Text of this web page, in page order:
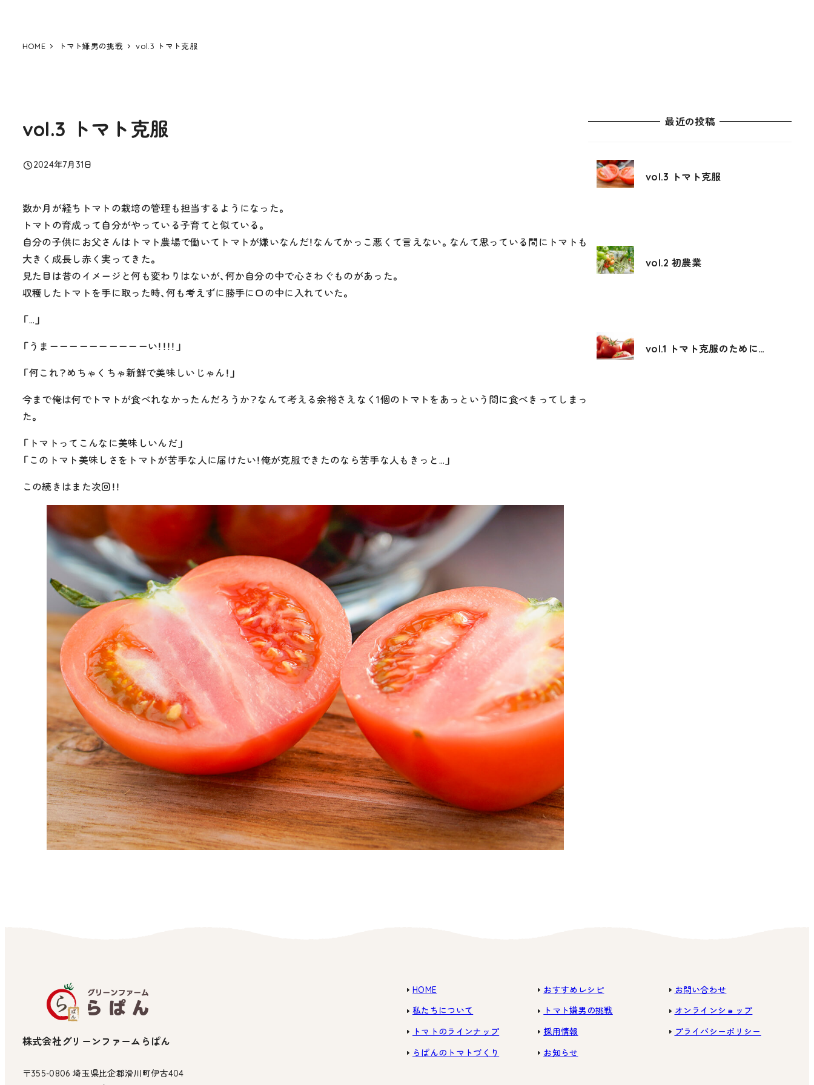
HOME トマト嫌男の挑戦 vol.3 トマト克服
vol.3 トマト克服
投稿日
2024年7月31日
数か月が経ちトマトの栽培の管理も担当するようになった。
トマトの育成って自分がやっている子育てと似ている。
自分の子供にお父さんはトマト農場で働いてトマトが嫌いなんだ！なんてかっこ悪くて言えない。なんて思っている間にトマトも
大きく成長し赤く実ってきた。
見た目は昔のイメージと何も変わりはないが、何か自分の中で心さわぐものがあった。
収穫したトマトを手に取った時、何も考えずに勝手に口の中に入れていた。
「…」
「うまーーーーーーーーーーい！！！！」
「何これ？めちゃくちゃ新鮮で美味しいじゃん！」
今まで俺は何でトマトが食べれなかったんだろうか？なんて考える余裕さえなく1個のトマトをあっという間に食べきってしまっ
た。
「トマトってこんなに美味しいんだ」
「このトマト美味しさをトマトが苦手な人に届けたい！俺が克服できたのなら苦手な人もきっと…」
この続きはまた次回！！
最近の投稿
vol.3 トマト克服
vol.2 初農業
vol.1 トマト克服のために…
株式会社グリーンファームらぱん
〒355-0806 埼玉県比企郡滑川町伊古404
HOME
私たちについて
トマトのラインナップ
らぱんのトマトづくり
おすすめレシピ
トマト嫌男の挑戦
採用情報
お知らせ
お問い合わせ
オンラインショップ
プライバシーポリシー